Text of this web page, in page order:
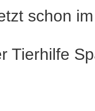
schon
Tierhilfe